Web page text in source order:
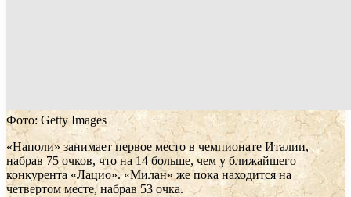
Фото: Getty Images
«Наполи» занимает первое место в чемпионате Италии,
набрав 75 очков, что на 14 больше, чем у ближайшего
конкурента «Лацио». «Милан» же пока находится на
четвертом месте, набрав 53 очка.